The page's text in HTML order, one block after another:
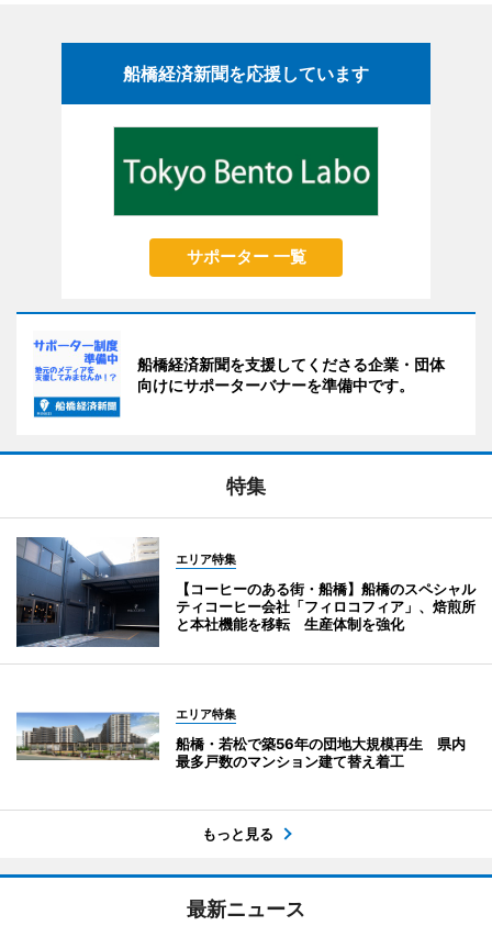
船橋経済新聞を応援しています
サポーター 一覧
船橋経済新聞を支援してくださる企業・団体
向けにサポーターバナーを準備中です。
特集
エリア特集
【コーヒーのある街・船橋】船橋のスペシャル
ティコーヒー会社「フィロコフィア」、焙煎所
と本社機能を移転 生産体制を強化
エリア特集
船橋・若松で築56年の団地大規模再生 県内
最多戸数のマンション建て替え着工
もっと見る
最新ニュース